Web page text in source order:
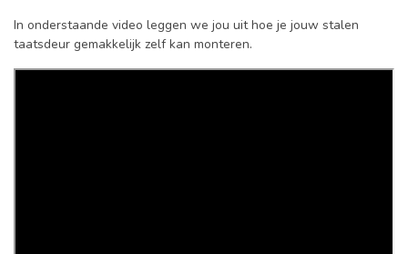
Kozijnmaat Niet van toepassing
Incl. deurgreep
In onderstaande video leggen we jou uit hoe je jouw stalen
taatsdeur gemakkelijk zelf kan monteren.